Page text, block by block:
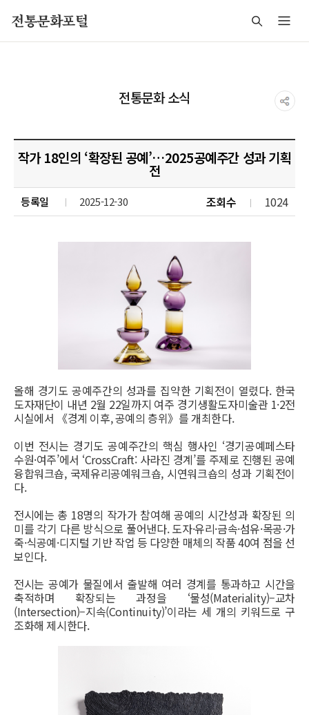
전통문화포털
전통문화 소식
작가 18인의 ‘확장된 공예’…2025공예주간 성과 기획
전
등록일 2025-12-30 조회수 1024
올해 경기도 공예주간의 성과를 집약한 기획전이 열렸다. 한국
도자재단이 내년 2월 22일까지 여주 경기생활도자미술관 1·2전
시실에서 《경계 이후, 공예의 층위》를 개최한다.
이번 전시는 경기도 공예주간의 핵심 행사인 ‘경기공예페스타
수원·여주’에서 ‘CrossCraft: 사라진 경계’를 주제로 진행된 공예
융합워크숍, 국제유리공예워크숍, 시연워크숍의 성과 기획전이
다.
전시에는 총 18명의 작가가 참여해 공예의 시간성과 확장된 의
미를 각기 다른 방식으로 풀어낸다. 도자·유리·금속·섬유·목공·가
죽·식공예·디지털 기반 작업 등 다양한 매체의 작품 40여 점을 선
보인다.
전시는 공예가 물질에서 출발해 여러 경계를 통과하고 시간을
축적하며 확장되는 과정을 ‘물성(Materiality)–교차
(Intersection)–지속(Continuity)’이라는 세 개의 키워드로 구
조화해 제시한다.